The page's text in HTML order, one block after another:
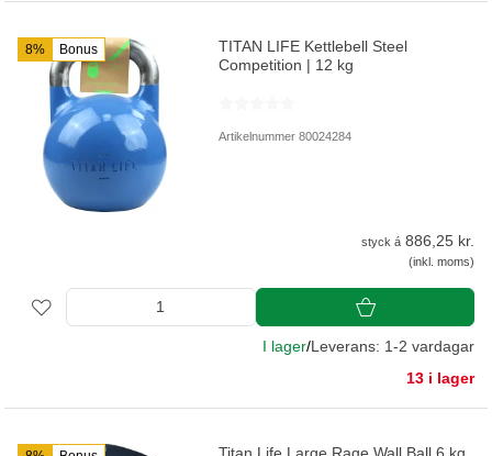
8% Bonus
TITAN LIFE Kettlebell Steel
Competition | 12 kg
Artikelnummer 80024284
styck á 886,25 kr.
(inkl. moms)
I lager/Leverans: 1-2 vardagar
13 i lager